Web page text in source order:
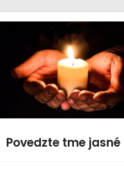
Povedzte tme jasné